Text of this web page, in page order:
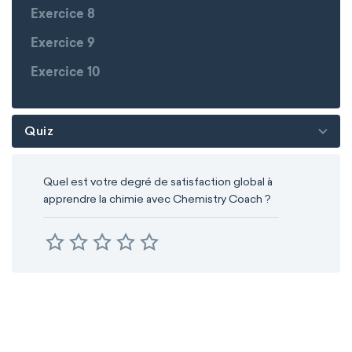
Exercice 8
Exercice 9
Exercice 10
Quiz
Quel est votre degré de satisfaction global à
apprendre la chimie avec Chemistry Coach ?